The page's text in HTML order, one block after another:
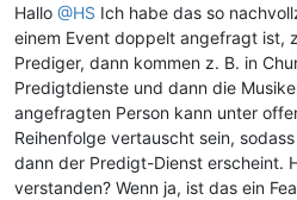
Hallo @HS Ich habe das so
einem Event doppelt angefragt ist,
Prediger, dann kommen z. B. in
Predigtdienste und dann die
angefragten Person kann unter
Reihenfolge vertauscht sein,
dann der Predigt-Dienst erscheint.
verstanden? Wenn ja, ist das ein